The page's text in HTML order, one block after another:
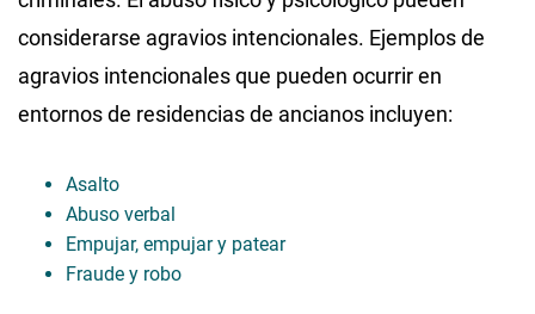
considerarse agravios intencionales. Ejemplos de
agravios intencionales que pueden ocurrir en
entornos de residencias de ancianos incluyen:
Asalto
Abuso verbal
Empujar, empujar y patear
Fraude y robo